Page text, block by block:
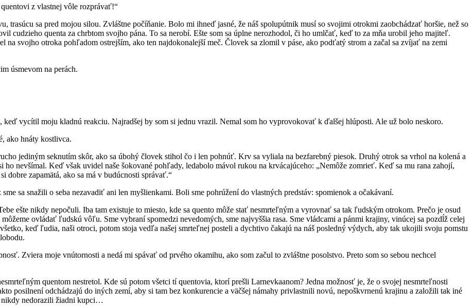
z vlastnej vôle rozprávať!“
trasúcu sa pred mojou silou. Zvláštne počíňanie. Bolo mi ihneď jasné, že náš spolupútnik musí so svojimi otrokmi zaobchádzať horšie, než so
cudzieho quenta za chrbtom svojho pána. To sa nerobí. Ešte som sa úplne nerozhodol, či ho umlčať, keď to za mňa urobil jeho majiteľ.
svojho otroka pohľadom ostrejším, ako ten najdokonalejší meč. Človek sa zlomil v páse, ako podťatý strom a začal sa zvíjať na zemi
úsmevom na perách.
keď vycítil moju kladnú reakciu. Najradšej by som si jednu vrazil. Nemal som ho vyprovokovať k ďalšej hlúposti. Ale už bolo neskoro.
ako hnáty kostlivca.
jediným seknutím skôr, ako sa úbohý človek stihol čo i len pohnúť. Krv sa vyliala na bezfarebný piesok. Druhý otrok sa vrhol na kolená a
nevšímal. Keď však uvidel naše šokované pohľady, ledabolo mávol rukou na krvácajúceho: „Nemôže zomrieť. Keď sa mu rana zahojí,
dobre zapamätá, ako sa má v budúcnosti správať.“
sa snažili o seba nezavadiť ani len myšlienkami. Boli sme pohrúžení do vlastných predstáv: spomienok a očakávaní.
ešte nikdy nepočuli. Iba tam existuje to miesto, kde sa quento môže stať nesmrteľným a vyrovnať sa tak ľudským otrokom. Prečo je osud
ovládať ľudskú vôľu. Sme vybraní spomedzi nevedomých, sme najvyššia rasa. Sme vládcami a pánmi krajiny, vinúcej sa pozdĺž celej
keď ľudia, naši otroci, potom stoja vedľa našej smrteľnej posteli a dychtivo čakajú na náš posledný výdych, aby tak ukojili svoju pomstu
Zviera moje vnútornosti a nedá mi spávať od prvého okamihu, ako som začul to zvláštne posolstvo. Preto som so sebou nechcel
quentom nestretol. Kde sú potom všetci tí quentovia, ktorí prešli Larnevkaanom? Jedna možnosť je, že o svojej nesmrteľnosti
posilnení odchádzajú do iných zemí, aby si tam bez konkurencie a väčšej námahy privlastnili novú, nepoškvrnenú krajinu a založili tak iné
nikdy nedorazili žiadni kupci…